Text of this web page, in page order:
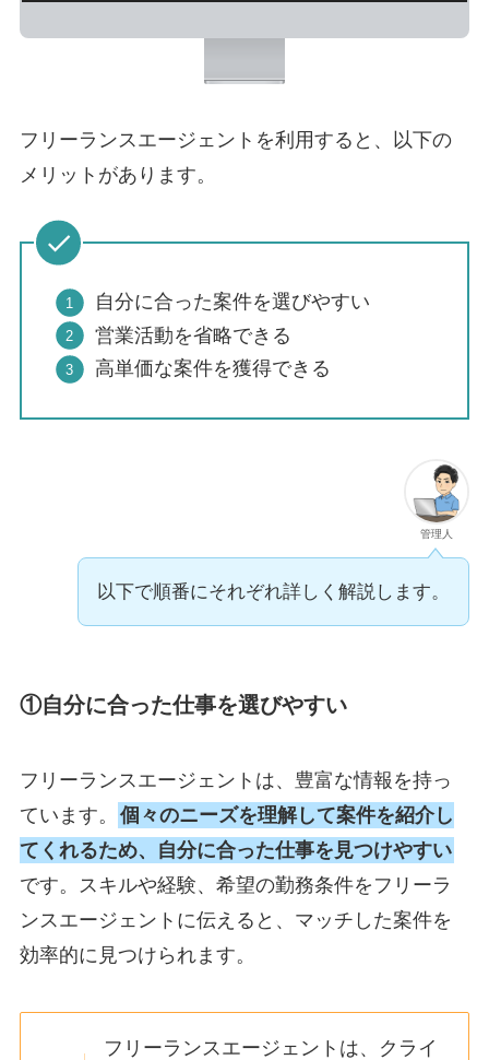
フリーランスエージェントを利用すると、以下の
メリットがあります。
自分に合った案件を選びやすい
営業活動を省略できる
高単価な案件を獲得できる
管理人
以下で順番にそれぞれ詳しく解説します。
①自分に合った仕事を選びやすい
フリーランスエージェントは、豊富な情報を持っ
ています。
個々のニーズを理解して案件を紹介し
てくれるため、自分に合った仕事を見つけやすい
です。 スキルや経験、希望の勤務条件をフリーラ
ンスエージェントに伝えると、マッチした案件を
効率的に見つけられます。
フリーランスエージェントは、クライ